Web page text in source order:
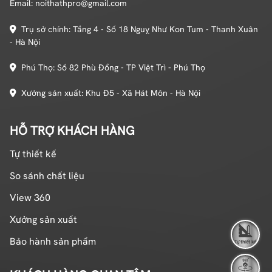
Khung tủ thường được gia công theo dạng modul rời
Phần cánh sử dụng kính cường lực chất lượng cao, có
thể tùy chỉnh màu sắc hoặc in họa tiết theo sở thích.
Đây được xem là một tổ hợp vật liệu cao cấp, cho phép
xước, đồng thời mang đến diện mạo hiện đại và tinh tế
Email: noithathpro@gmail.com
Trụ sở chính: Tầng 4 - Số 18 Nguỵ Như Kon Tum - Thanh Xuân
- Hà Nội
Phú Thọ: Số 82 Phù Đổng - TP Việt Trì - Phú Thọ
Xưởng sản xuất: Khu Đ5 - Xã Hát Môn - Hà Nội
HỖ TRỢ KHÁCH HÀNG
Tự thiết kế
So sánh chất liệu
View 360
Xưởng sản xuất
Bảo hành sản phẩm
Tự thiết kế